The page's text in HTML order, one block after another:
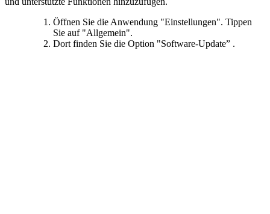
Öffnen Sie die Anwendung "Einstellungen". Tippen
Sie auf "Allgemein".
Dort finden Sie die Option "Software-Update” .